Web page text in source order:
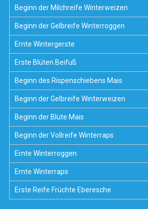
Beginn der Milchreife Winterweizen
Beginn der Gelbreife Winterroggen
Ernte Wintergerste
Erste Blüten Beifuß
Beginn des Rispenschiebens Mais
Beginn der Gelbreife Winterweizen
Beginn der Blüte Mais
Beginn der Vollreife Winterraps
Ernte Winterroggen
Ernte Winterraps
Erste Reife Früchte Eberesche